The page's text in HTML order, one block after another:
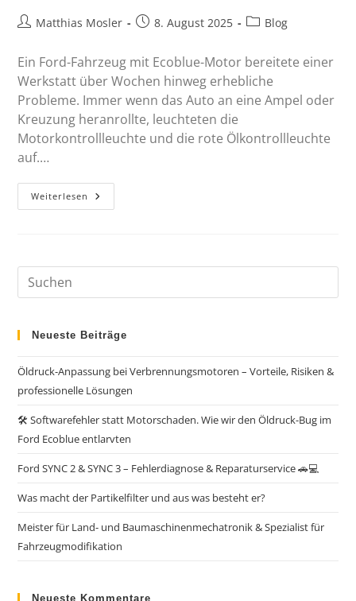
Matthias Mosler 8. August 2025 Blog
Ein Ford-Fahrzeug mit Ecoblue-Motor bereitete einer
Werkstatt über Wochen hinweg erhebliche
Probleme. Immer wenn das Auto an eine Ampel oder
Kreuzung heranrollte, leuchteten die
Motorkontrollleuchte und die rote Ölkontrollleuchte
auf.…
Weiterlesen
Neueste Beiträge
Öldruck-Anpassung bei Verbrennungsmotoren – Vorteile, Risiken &
professionelle Lösungen
🛠️ Softwarefehler statt Motorschaden. Wie wir den Öldruck-Bug im
Ford Ecoblue entlarvten
Ford SYNC 2 & SYNC 3 – Fehlerdiagnose & Reparaturservice 🚗💻
Was macht der Partikelfilter und aus was besteht er?
Meister für Land- und Baumaschinenmechatronik & Spezialist für
Fahrzeugmodifikation
Neueste Kommentare